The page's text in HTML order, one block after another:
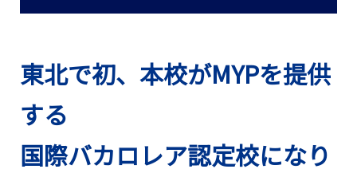
東北で初、本校がMYPを提供
する
国際バカロレア認定校になり